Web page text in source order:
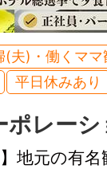
(夫)・働くママ
平日休みあり
ポレーシ
地元の有